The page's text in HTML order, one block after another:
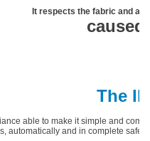
It respects the fabric and
The
able to make it simple and
automatically and in complete